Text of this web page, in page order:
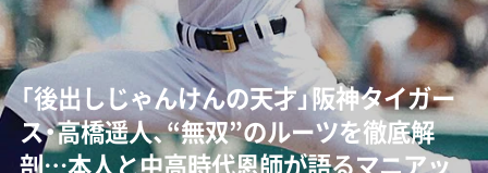
「“0－0信仰”を払拭せよ」ミハイロ・ペト
ロヴィッチが注目する3人の日本人指導
者とは？「松橋力蔵さんは新潟で…」【イ
「後出しじゃんけんの天才」阪神タイガー
ス・高橋遥人、“無双”のルーツを徹底解
剖…本人と中高時代恩師が語るマニアッ
ダルビッシュの夏を終わらせた三塁手…
22年後に浮かべた“笑顔”と“涙”の理由
とは？《最強右腕「甲子園ラストゲーム」
「女の子が男装して校内へ!?」荒木大輔と
斎藤佑樹が語る甲子園フィーバーと“あ
の夏の匂い”「早実は横浜と同じタイプで